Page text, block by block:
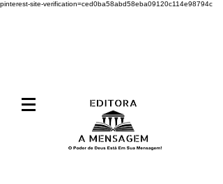
pinterest-site-verification=ced0ba58abd58eba09120c114e98794c